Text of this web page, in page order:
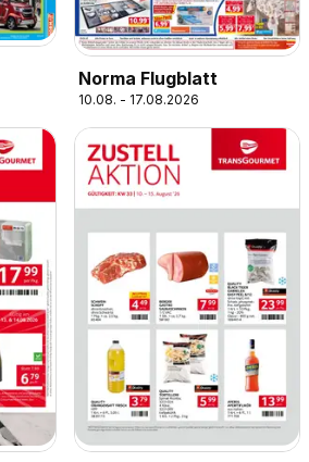
Norma Flugblatt
10.08. - 17.08.2026